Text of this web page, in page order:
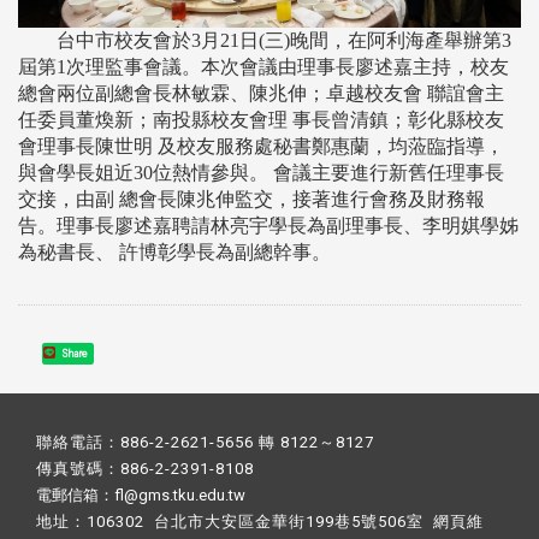
台中市校友會於3月21日(三)晚間，在阿利海產舉辦第3
屆第1次理監事會議。本次會議由理事長廖述嘉主持，校友
總會兩位副總會長林敏霖、陳兆伸；卓越校友會 聯誼會主
任委員董煥新；南投縣校友會理 事長曾清鎮；彰化縣校友
會理事長陳世明 及校友服務處秘書鄭惠蘭，均蒞臨指導，
與會學長姐近30位熱情參與。 會議主要進行新舊任理事長
交接，由副 總會長陳兆伸監交，接著進行會務及財務報
告。理事長廖述嘉聘請林亮宇學長為副理事長、李明娸學姊
為秘書長、 許博彰學長為副總幹事。
Share
聯絡電話：886-2-2621-5656 轉 8122～8127
傳真號碼：886-2-2391-8108
電郵信箱：fl@gms.tku.edu.tw
地址：106302 台北市大安區金華街199巷5號506室 網頁維